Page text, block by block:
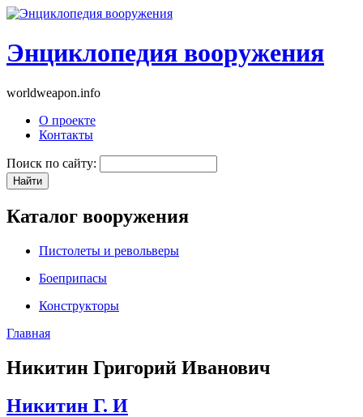
Энциклопедия вооружения
worldweapon.info
О проекте
Контакты
Поиск по сайту:
Каталог вооружения
Пистолеты и револьверы
Боеприпасы
Конструкторы
Главная
Никитин Григорий Иванович
Никитин Г. И